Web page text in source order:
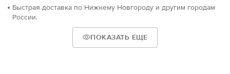
Быстрая доставка по Нижнему Новгороду и другим городам
России.
ПОКАЗАТЬ ЕЩЕ